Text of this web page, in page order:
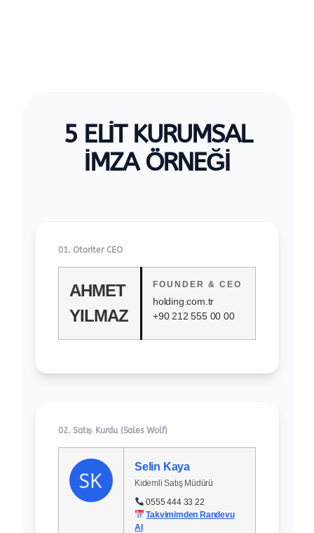
5 ELIT KURUMSAL
İMZA ÖRNEĞI
01. Otoriter CEO
AHMET
YILMAZ
FOUNDER & CEO
holding.com.tr
+90 212 555 00 00
02. Satış Kurdu (Sales Wolf)
Selin Kaya
Kıdemli Satış Müdürü
0555 444 33 22
Takvimimden Randevu
Al